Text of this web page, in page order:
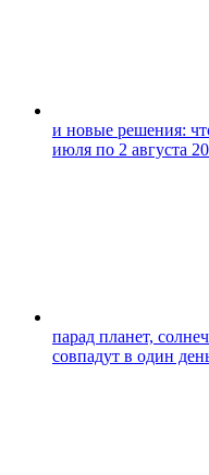
и новые решения:
июля по 2 августа
парад планет,
совпадут в один